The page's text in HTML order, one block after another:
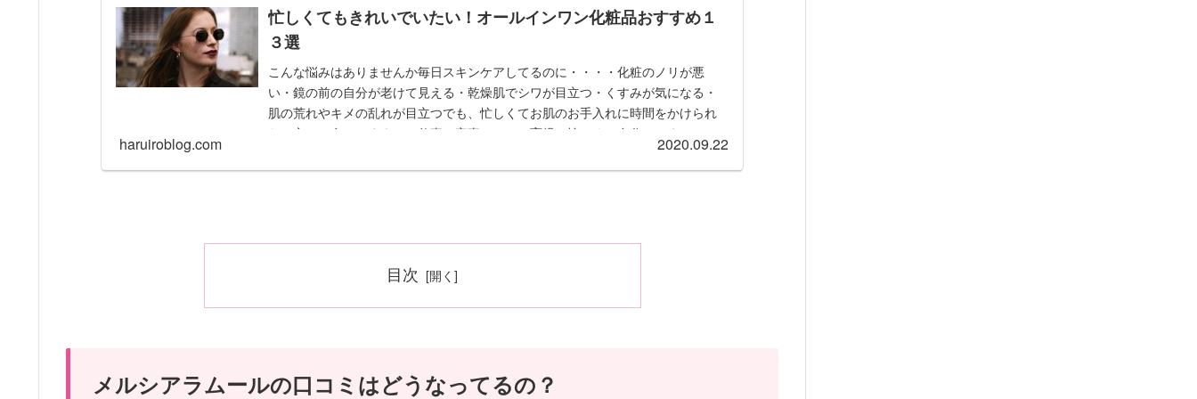
忙しくてもきれいでいたい！オールインワン化粧品おすすめ１
３選
こんな悩みはありませんか毎日スキンケアしてるのに・・・・化粧のノリが悪
い・鏡の前の自分が老けて見える・乾燥肌でシワが目立つ・くすみが気になる・
肌の荒れやキメの乱れが目立つでも、忙しくてお肌のお手入れに時間をかけられ
ない方って多いですよね。仕事に家事、そして育児に忙しくて自分にかまってい
られない。気づいたらアラフォー世代。エイジングケアが気になります。忙しく
てもしっかりケアしたい方のためには、「オールインワン」化粧品が必須です。
haruiroblog.com 2020.09.22
目次
メルシアラムールの口コミはどうなってるの？